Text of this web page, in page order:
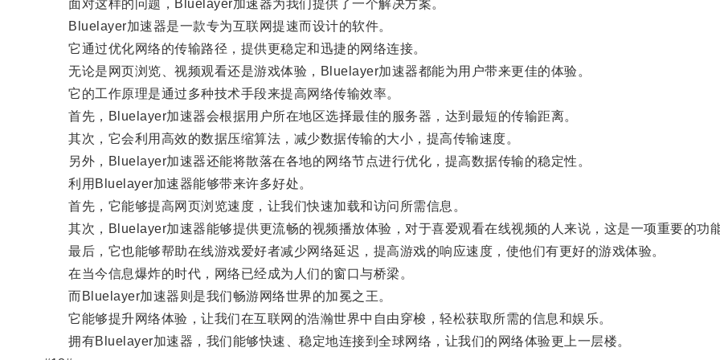
面对这样的问题，Bluelayer加速器为我们提供了一个解决方案。
Bluelayer加速器是一款专为互联网提速而设计的软件。
它通过优化网络的传输路径，提供更稳定和迅捷的网络连接。
无论是网页浏览、视频观看还是游戏体验，Bluelayer加速器都能为用户带来更佳的体验。
它的工作原理是通过多种技术手段来提高网络传输效率。
首先，Bluelayer加速器会根据用户所在地区选择最佳的服务器，达到最短的传输距离。
其次，它会利用高效的数据压缩算法，减少数据传输的大小，提高传输速度。
另外，Bluelayer加速器还能将散落在各地的网络节点进行优化，提高数据传输的稳定性。
利用Bluelayer加速器能够带来许多好处。
首先，它能够提高网页浏览速度，让我们快速加载和访问所需信息。
其次，Bluelayer加速器能够提供更流畅的视频播放体验，对于喜爱观看在线视频的人来说，这是一项重要的功
最后，它也能够帮助在线游戏爱好者减少网络延迟，提高游戏的响应速度，使他们有更好的游戏体验。
在当今信息爆炸的时代，网络已经成为人们的窗口与桥梁。
而Bluelayer加速器则是我们畅游网络世界的加冕之王。
它能够提升网络体验，让我们在互联网的浩瀚世界中自由穿梭，轻松获取所需的信息和娱乐。
拥有Bluelayer加速器，我们能够快速、稳定地连接到全球网络，让我们的网络体验更上一层楼。